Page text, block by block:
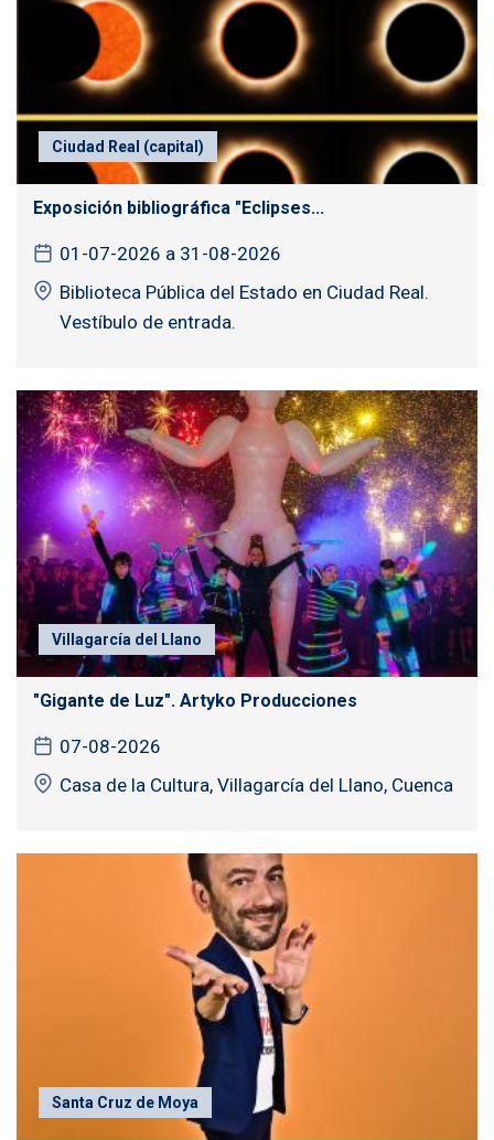
Ciudad Real (capital)
Exposición bibliográfica "Eclipses...
01-07-2026 a 31-08-2026
Biblioteca Pública del Estado en Ciudad Real.
Vestíbulo de entrada.
Villagarcía del Llano
"Gigante de Luz". Artyko Producciones
07-08-2026
Casa de la Cultura, Villagarcía del Llano, Cuenca
Santa Cruz de Moya